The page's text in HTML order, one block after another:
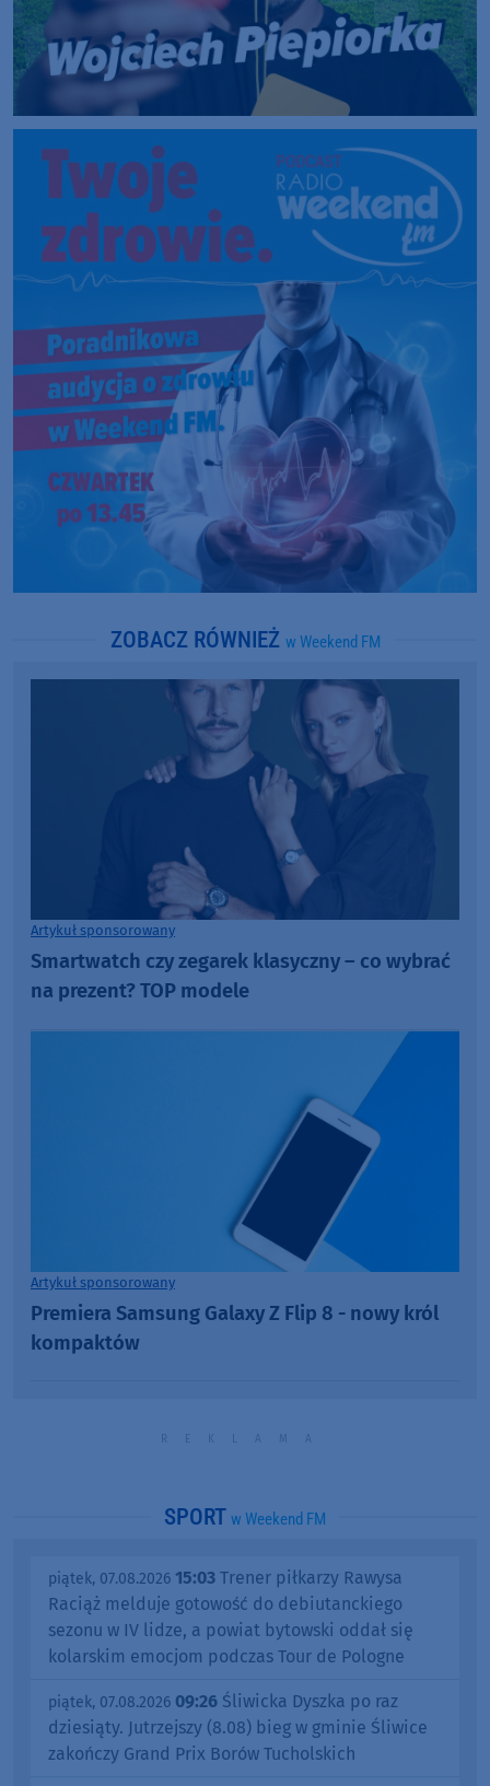
ZOBACZ RÓWNIEŻ w Weekend FM
Artykuł sponsorowany
Smartwatch czy zegarek klasyczny – co wybrać
na prezent? TOP modele
Artykuł sponsorowany
Premiera Samsung Galaxy Z Flip 8 - nowy król
kompaktów
SPORT w Weekend FM
piątek, 07.08.2026 15:03 Trener piłkarzy Rawysa
Raciąż melduje gotowość do debiutanckiego
sezonu w IV lidze, a powiat bytowski oddał się
kolarskim emocjom podczas Tour de Pologne
piątek, 07.08.2026 09:26 Śliwicka Dyszka po raz
dziesiąty. Jutrzejszy (8.08) bieg w gminie Śliwice
zakończy Grand Prix Borów Tucholskich